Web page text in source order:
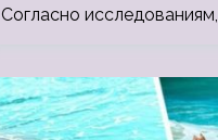
Согласно исследованиям,